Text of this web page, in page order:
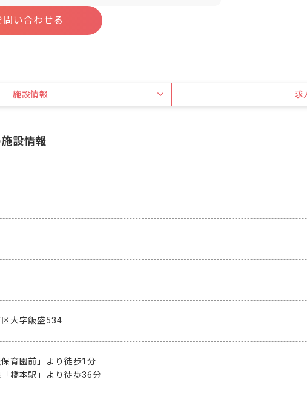
い合わせる
施設情報 求
設情報
大字飯盛534
育園前」より徒歩1分
橋本駅」より徒歩36分